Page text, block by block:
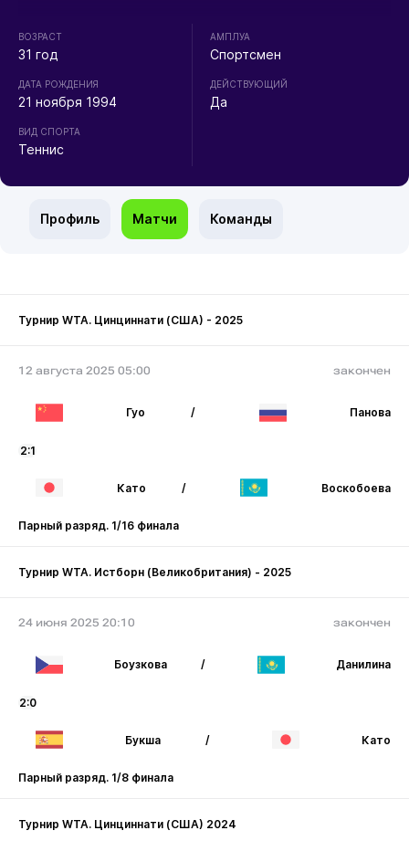
ВОЗРАСТ
31 год
ДАТА РОЖДЕНИЯ
21 ноября 1994
ВИД СПОРТА
Теннис
АМПЛУА
Спортсмен
ДЕЙСТВУЮЩИЙ
Да
Профиль Матчи Команды
Турнир WTA. Цинциннати (США) - 2025
12 августа 2025 05:00 закончен
Гуо / Панова
2:1
Като / Воскобоева
Парный разряд. 1/16 финала
Турнир WTA. Истборн (Великобритания) - 2025
24 июня 2025 20:10 закончен
Боузкова / Данилина
2:0
Букша / Като
Парный разряд. 1/8 финала
Турнир WTA. Цинциннати (США) 2024